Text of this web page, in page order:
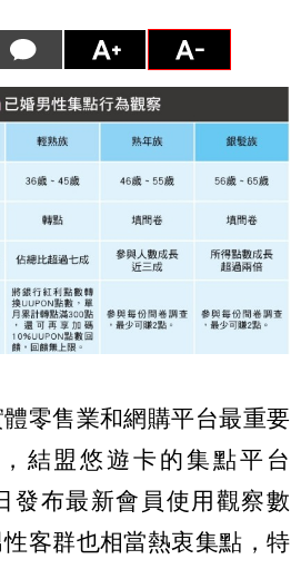
零售業和網購平台最重要
結盟悠遊卡的集點平台
發布最新會員使用觀察數
客群也相當熱衷集點，特